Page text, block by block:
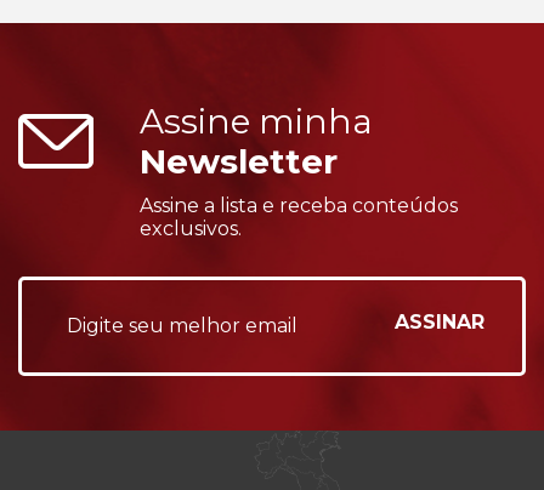
Assine minha
Newsletter
Assine a lista e receba conteúdos
exclusivos.